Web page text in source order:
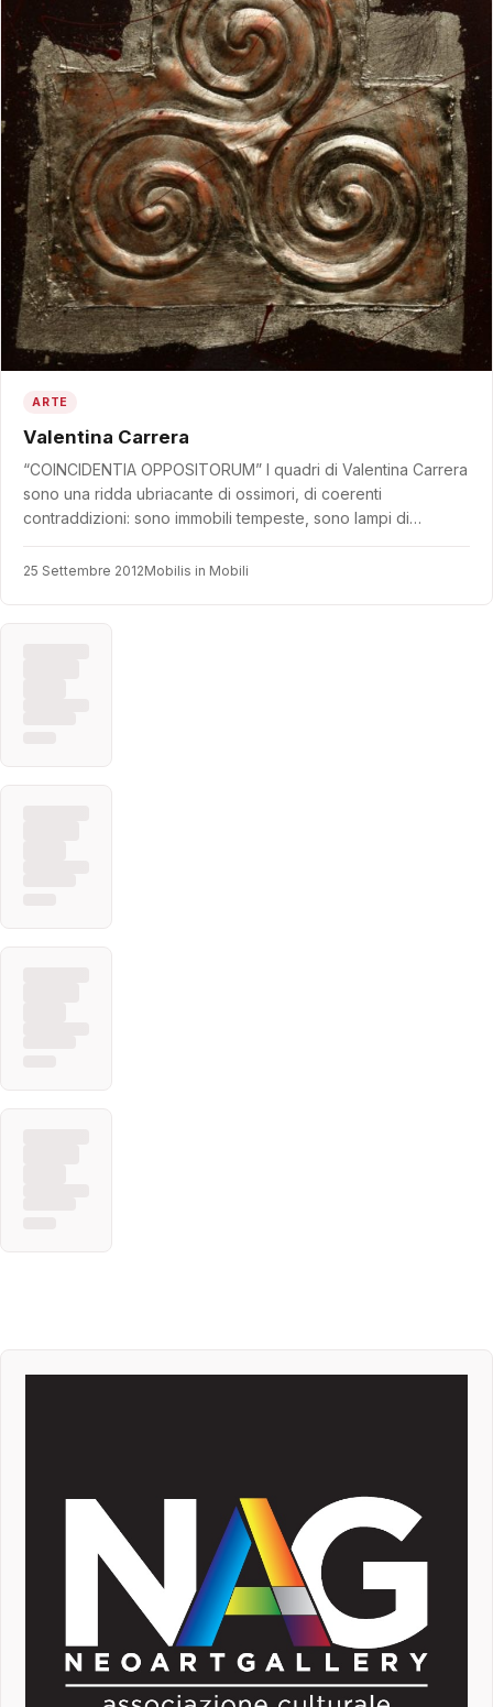
ARTE
Valentina Carrera
“COINCIDENTIA OPPOSITORUM” I quadri di Valentina Carrera
sono una ridda ubriacante di ossimori, di coerenti
contraddizioni: sono immobili tempeste, sono lampi di…
25 Settembre 2012Mobilis in Mobili